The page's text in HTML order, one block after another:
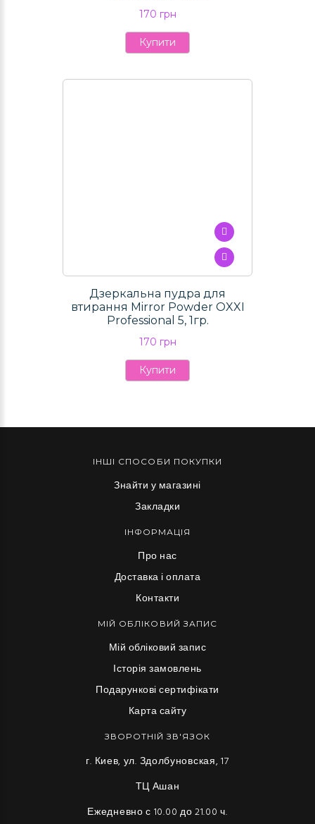
170 грн
Купити
Дзеркальна пудра для
втирання Mirror Powder OXXI
Professional 5, 1гр.
170 грн
Купити
ІНШІ СПОСОБИ ПОКУПКИ
Знайти у магазині
Закладки
ІНФОРМАЦІЯ
Про нас
Доставка і оплата
Контакти
МІЙ ОБЛІКОВИЙ ЗАПИС
Мій обліковий запис
Історія замовлень
Подарункові сертифікати
Карта сайту
ЗВОРОТНІЙ ЗВ'ЯЗОК
г. Киев, ул. Здолбуновская, 17
ТЦ Ашан
Ежедневно с 10.00 до 21.00 ч.